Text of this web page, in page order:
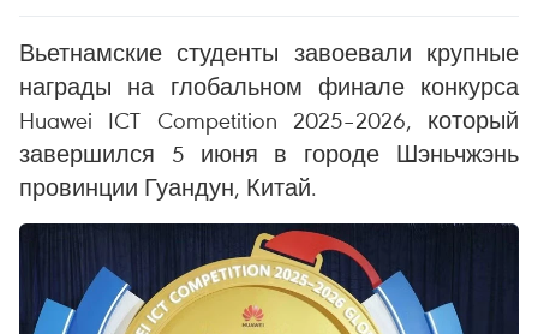
Вьетнамские студенты завоевали крупные
награды на глобальном финале конкурса
Huawei ICT Competition 2025–2026, который
завершился 5 июня в городе Шэньчжэнь
провинции Гуандун, Китай.